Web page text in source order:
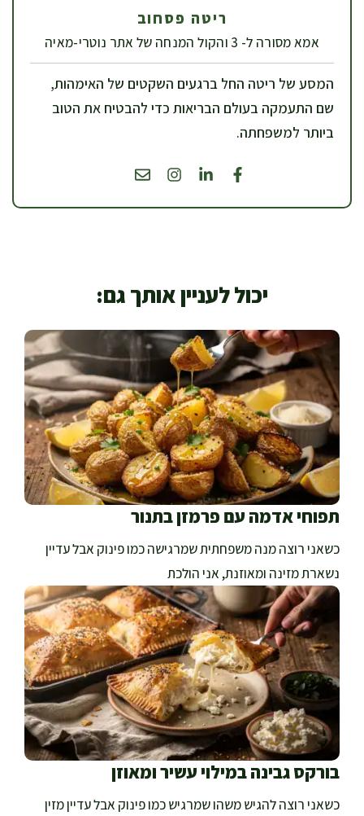
ריטה פסחוב
אמא מסורה ל- 3 והקול המנחה של אתר נוטרי-מאיה
המסע של ריטה החל ברגעים השקטים של האימהות,
שם התעמקה בעולם הבריאות כדי להבטיח את הטוב
ביותר למשפחתה.
יכול לעניין אותך גם:
תפוחי אדמה עם פרמזן בתנור
כשאני רוצה מנה משפחתית שמרגישה כמו פינוק אבל עדיין
נשארת מזינה ומאוזנת, אני הולכת
בורקס גבינה במילוי עשיר ומאוזן
כשאני רוצה להגיש משהו שמרגיש כמו פינוק אבל עדיין מזין